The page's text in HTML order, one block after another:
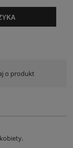
o produkt